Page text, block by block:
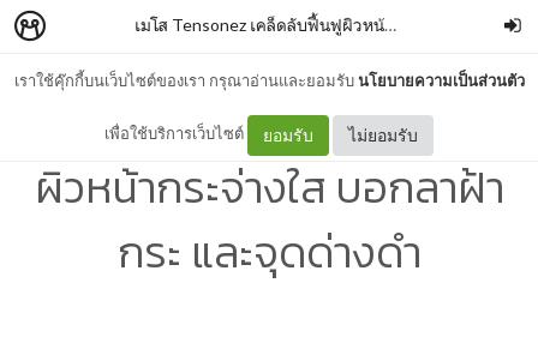
เราใช้คุ๊กกี้บนเว็บไซต์ของเรา กรุณาอ่านและยอมรับนโยบายความเป็นส่วนตัว
เพื่อใช้บริการเว็บไซต์ ยอมรับ ไม่ยอมรับ
เมโส Tensonez เคล็ดลับฟื้นฟูผิวหน้ากระจ่างใส บอกลาฝ้า กระ และจุดด่างดำ
เมโส Tensonez เคล็ดลับฟื้นฟู
ผิวหน้ากระจ่างใส บอกลาฝ้า
กระ และจุดด่างดำ